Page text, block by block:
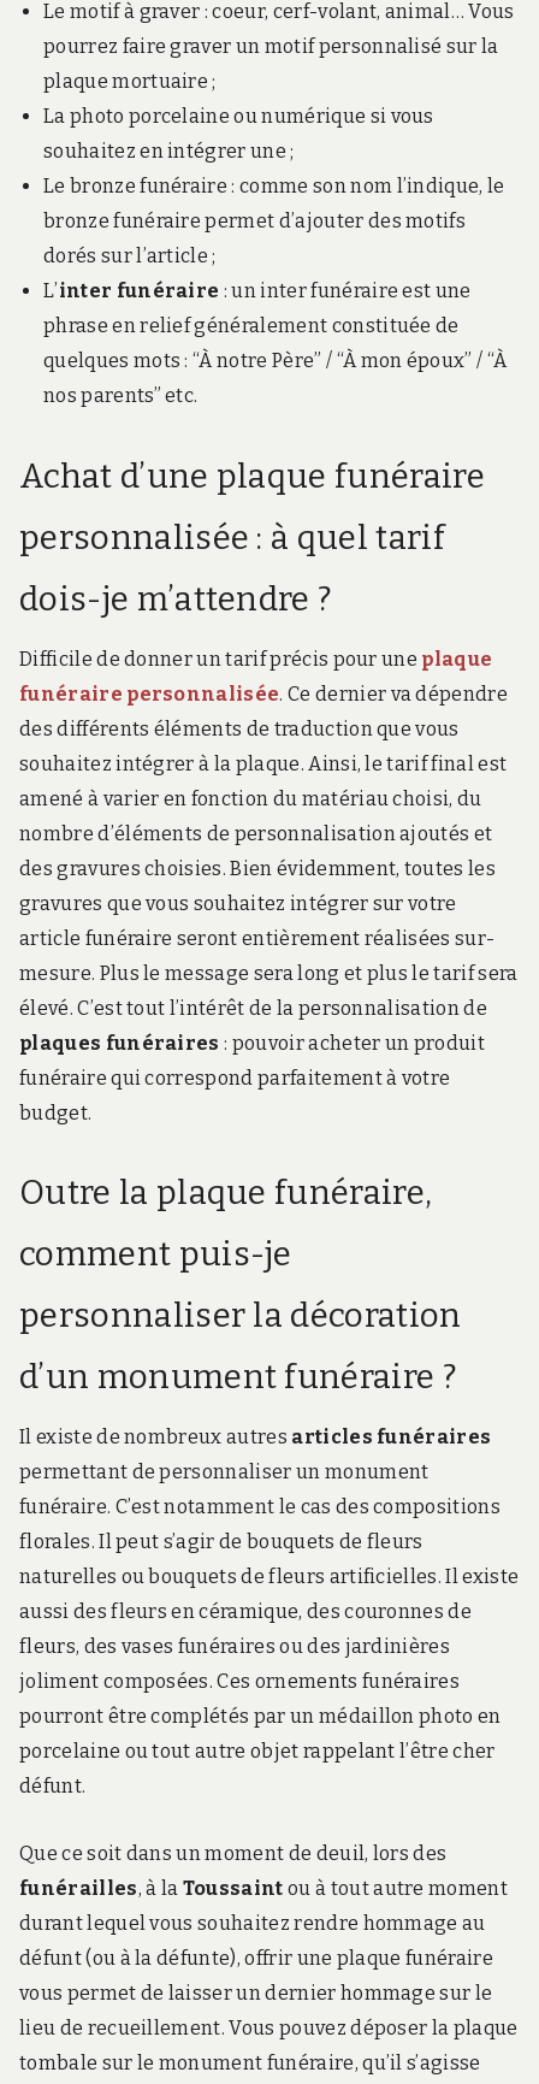
Le motif à graver : coeur, cerf-volant, animal… Vous
pourrez faire graver un motif personnalisé sur la
plaque mortuaire ;
La photo porcelaine ou numérique si vous
souhaitez en intégrer une ;
Le bronze funéraire : comme son nom l’indique, le
bronze funéraire permet d’ajouter des motifs
dorés sur l’article ;
L’inter funéraire : un inter funéraire est une
phrase en relief généralement constituée de
quelques mots : “À notre Père” / “À mon époux” / “À
nos parents” etc.
Achat d’une plaque funéraire
personnalisée : à quel tarif
dois-je m’attendre ?
Difficile de donner un tarif précis pour une plaque
funéraire personnalisée. Ce dernier va dépendre
des différents éléments de traduction que vous
souhaitez intégrer à la plaque. Ainsi, le tarif final est
amené à varier en fonction du matériau choisi, du
nombre d’éléments de personnalisation ajoutés et
des gravures choisies. Bien évidemment, toutes les
gravures que vous souhaitez intégrer sur votre
article funéraire seront entièrement réalisées sur-
mesure. Plus le message sera long et plus le tarif sera
élevé. C’est tout l’intérêt de la personnalisation de
plaques funéraires : pouvoir acheter un produit
funéraire qui correspond parfaitement à votre
budget.
Outre la plaque funéraire,
comment puis-je
personnaliser la décoration
d’un monument funéraire ?
Il existe de nombreux autres articles funéraires
permettant de personnaliser un monument
funéraire. C’est notamment le cas des compositions
florales. Il peut s’agir de bouquets de fleurs
naturelles ou bouquets de fleurs artificielles. Il existe
aussi des fleurs en céramique, des couronnes de
fleurs, des vases funéraires ou des jardinières
joliment composées. Ces ornements funéraires
pourront être complétés par un médaillon photo en
porcelaine ou tout autre objet rappelant l’être cher
défunt.
Que ce soit dans un moment de deuil, lors des
funérailles, à la Toussaint ou à tout autre moment
durant lequel vous souhaitez rendre hommage au
défunt (ou à la défunte), offrir une plaque funéraire
vous permet de laisser un dernier hommage sur le
lieu de recueillement. Vous pouvez déposer la plaque
tombale sur le monument funéraire, qu’il s’agisse